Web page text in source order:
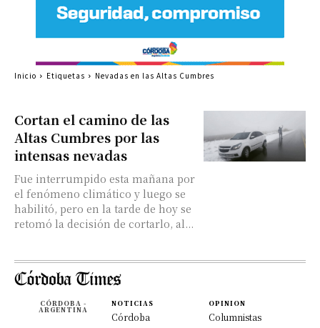
Cortan el camino de las
Altas Cumbres por las
intensas nevadas
Fue interrumpido esta mañana por
el fenómeno climático y luego se
habilitó, pero en la tarde de hoy se
retomó la decisión de cortarlo, al...
Inicio Etiquetas Nevadas en las Altas Cumbres
CÓRDOBA -
ARGENTINA
NOTICIAS
Córdoba
OPINION
Columnistas